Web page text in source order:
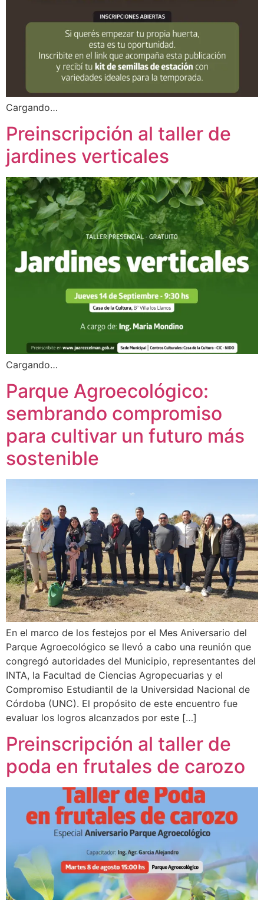
Cargando…
Preinscripción al taller de
jardines verticales
Cargando…
Parque Agroecológico:
sembrando compromiso
para cultivar un futuro más
sostenible
En el marco de los festejos por el Mes Aniversario del
Parque Agroecológico se llevó a cabo una reunión que
congregó autoridades del Municipio, representantes del
INTA, la Facultad de Ciencias Agropecuarias y el
Compromiso Estudiantil de la Universidad Nacional de
Córdoba (UNC). El propósito de este encuentro fue
evaluar los logros alcanzados por este […]
Preinscripción al taller de
poda en frutales de carozo